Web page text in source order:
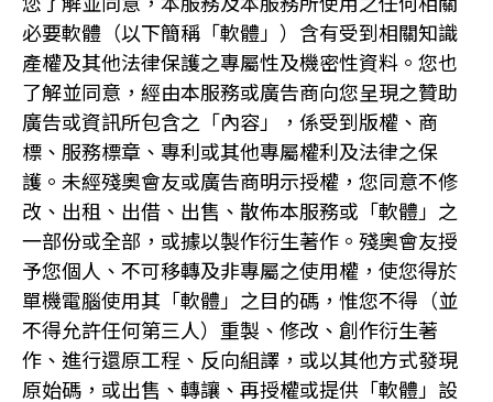
必要軟體（以下簡稱「軟體」）含有受到相關知識
產權及其他法律保護之專屬性及機密性資料。您也
了解並同意，經由本服務或廣告商向您呈現之贊助
廣告或資訊所包含之「內容」，係受到版權、商
標、服務標章、專利或其他專屬權利及法律之保
護。未經殘奧會友或廣告商明示授權，您同意不修
改、出租、出借、出售、散佈本服務或「軟體」之
一部份或全部，或據以製作衍生著作。殘奧會友授
予您個人、不可移轉及非專屬之使用權，使您得於
單機電腦使用其「軟體」之目的碼，惟您不得（並
不得允許任何第三人）重製、修改、創作衍生著
作、進行還原工程、反向組譯，或以其他方式發現
原始碼，或出售、轉讓、再授權或提供「軟體」設